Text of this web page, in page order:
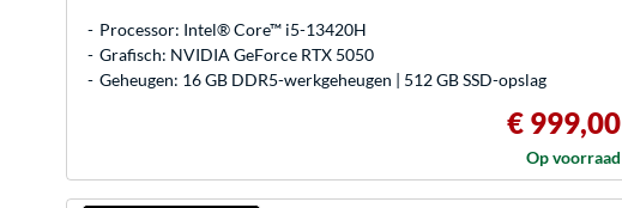
Processor: Intel® Core™ i5-13420H
Grafisch: NVIDIA GeForce RTX 5050
Geheugen: 16 GB DDR5-werkgeheugen | 512 GB SSD-opslag
€ 999,00
Op voorraad